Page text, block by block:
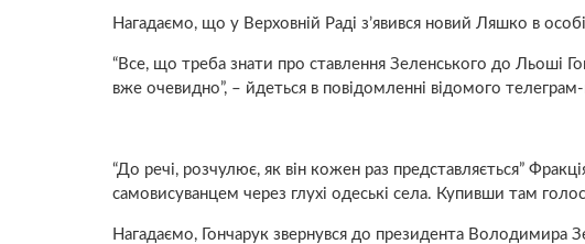
Нагадаємо, що у Верховній Раді з’явився новий Ляшко в
“Все, що треба знати про ставлення Зеленського до Льоші
вже очевидно”, – йдеться в повідомленні відомого телеграм-
“До речі, розчулює, як він кожен раз представляється”
самовисуванцем через глухі одеські села. Купивши там
Нагадаємо, Гончарук звернувся до президента Володимира